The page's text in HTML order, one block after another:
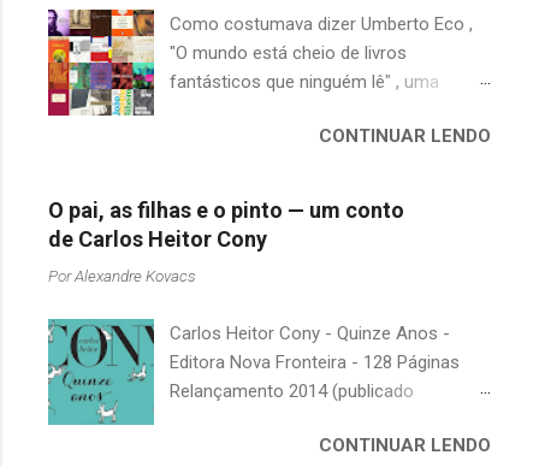
Como costumava dizer Umberto Eco ,
"O mundo está cheio de livros
fantásticos que ninguém lê" , uma
quando falamos de clássicos da
escritores brasileiros, somos forçados
a uma avaliação burocrática na escola e
acabamos adquirindo uma certa
antipatia a determinado livro ou autor
justamente o contrário. É surpreendente
como uma segunda visita a essas
obras, já em nossa maturidade, pode
escondido, bem ali na nossa estante.
CONTINUAR LENDO
O pai, as filhas e o pinto — um conto
de Carlos Heitor Cony
PorAlexandre Kovacs
Carlos Heitor Cony - Quinze Anos -
Editora Nova Fronteira - 128 Páginas
Relançamento 2014 (publicado
com deliciosos contos sobre a infância
CONTINUAR LENDO